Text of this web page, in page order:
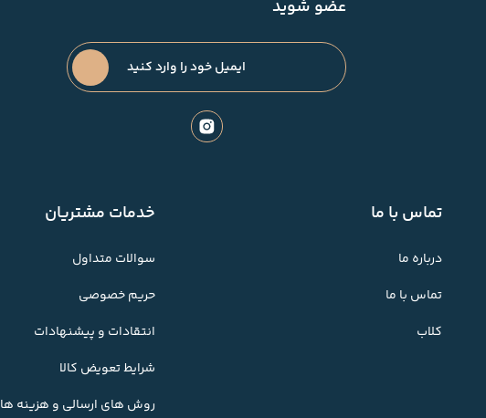
عضو شوید
تماس با ما
درباره ما
تماس با ما
کلاب
خدمات مشتریان
سوالات متداول
حریم خصوصی
انتقادات و پیشنهادات
شرایط تعویض کالا
روش های ارسالی و هزینه ها